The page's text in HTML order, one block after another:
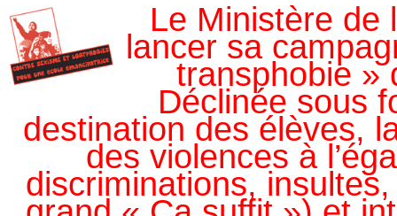
Le Ministère de
lancer sa
transphobie »
Déclinée sous
destination des élèves,
des violences à
discriminations,